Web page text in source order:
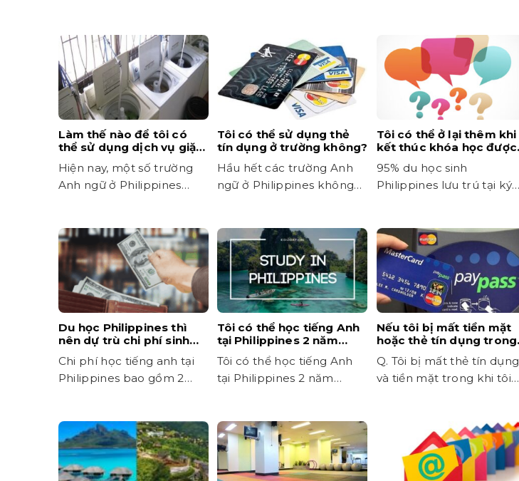
Làm thế nào để tôi có
thể sử dụng dịch vụ giặt
Hiện nay, một số trường
Anh ngữ ở Philippines
Tôi có thể sử dụng thẻ
tín dụng ở trường không?
Hầu hết các trường Anh
ngữ ở Philippines không
Tôi có thể ở lại thêm khi
kết thúc khóa học được
95% du học sinh
Philippines lưu trú tại ký
Du học Philippines thì
nên dự trù chi phí sinh
hoạt bao nhiêu mỗi
tháng?
Chi phí học tiếng anh tại
Philippines bao gồm 2
Tôi có thể học tiếng Anh
tại Philippines 2 năm
Tôi có thể học tiếng Anh
tại Philippines 2 năm
Nếu tôi bị mất tiền mặt
hoặc thẻ tín dụng trong
thời gian học tập tại
Philippines thì sao?
Q. Tôi bị mất thẻ tín dụng
và tiền mặt trong khi tôi